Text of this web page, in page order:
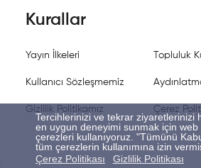
Tercihlerinizi ve tekrar ziyaretlerinizi
en uygun deneyimi sunmak için web
çerezleri kullanıyoruz. "Tümünü
tüm çerezlerin kullanımına izin
Çerez Politikası
Gizlilik Politikası
Kurallar
Yayın İlkeleri Topluluk
Kullanıcı Sözleşmemiz
Gizlilik Politikamız Çerez